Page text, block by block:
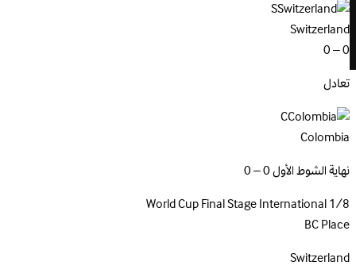
S
Switzerland
0 – 0
تعادل
C
Colombia
نهاية الشوط الأول 0 – 0
World Cup Final StageInternational1/8
BC Place
Switzerland